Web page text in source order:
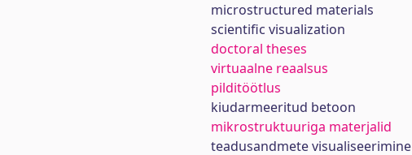
microstructured materials
scientific visualization
doctoral theses
virtuaalne reaalsus
pilditöötlus
kiudarmeeritud betoon
mikrostruktuuriga materjalid
teadusandmete visualiseerimine